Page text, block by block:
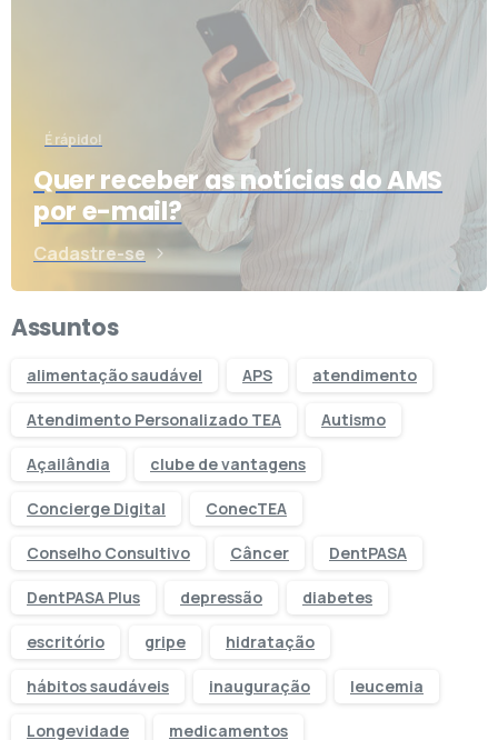
É rápido!
Quer receber as notícias do AMS
por e-mail?
Cadastre-se
Assuntos
alimentação saudável APS atendimento
Atendimento Personalizado TEA Autismo
Açailândia clube de vantagens
Concierge Digital ConecTEA
Conselho Consultivo Câncer DentPASA
DentPASA Plus depressão diabetes
escritório gripe hidratação
hábitos saudáveis inauguração leucemia
Longevidade medicamentos